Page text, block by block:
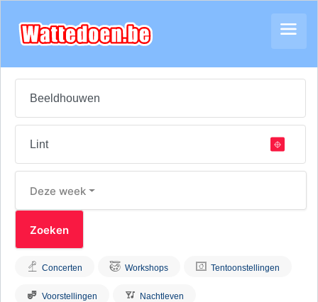
Deze week
Concerten Workshops Tentoonstellingen
Voorstellingen Nachtleven